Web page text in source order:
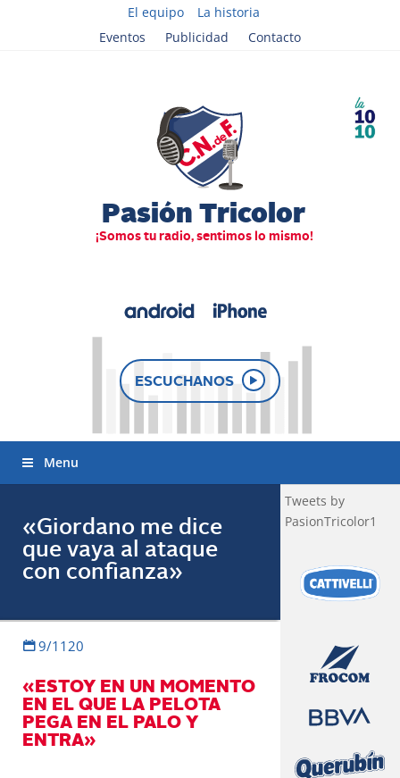
El equipo
La historia
Eventos
Publicidad Contacto
ESCUCHANOS
Menu
«Giordano me dice
que vaya al ataque
con confianza»
9/1120
«ESTOY EN UN MOMENTO
EN EL QUE LA PELOTA
PEGA EN EL PALO Y
ENTRA»
Tweets by
PasionTricolor1